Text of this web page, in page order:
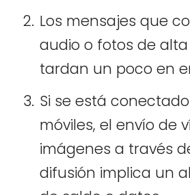
Los mensajes que
audio o fotos de
tardan un poco en
Si se está
móviles, el envío de
imágenes a través
difusión implica un